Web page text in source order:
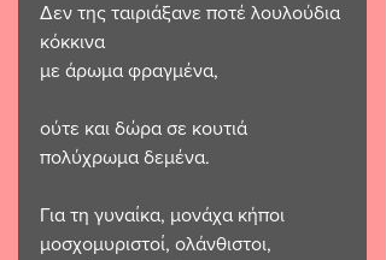
Δεν της ταιριάξανε ποτέ λουλούδια
κόκκινα
με άρωμα φραγμένα,
ούτε και δώρα σε κουτιά
πολύχρωμα δεμένα.
Για τη γυναίκα, μονάχα κήποι
μοσχομυριστοί, ολάνθιστοι,